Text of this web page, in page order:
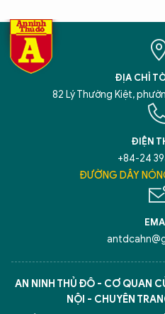
ĐỊA CHỈ
82 Lý Thường Kiệt,
ĐIỆN
+84-24
ĐƯỜNG DÂY
AN NINH THỦ ĐÔ - CƠ QUAN
NỘI - CHUYÊN